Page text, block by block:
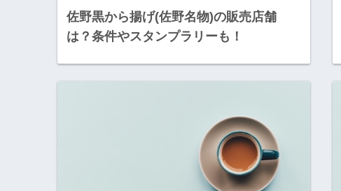
佐野黒から揚げ(佐野名物)の販売店舗
は？条件やスタンプラリーも！